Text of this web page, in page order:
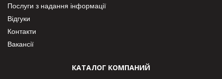
Послуги з надання інформації
Відгуки
Контакти
Вакансії
КАТАЛОГ КОМПАНИЙ